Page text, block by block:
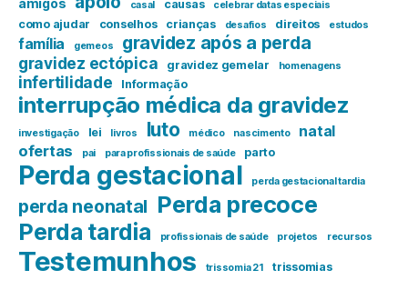
amigos casal causas celebrar datas especiais
como ajudar conselhos crianças desafios direitos estudos
família gemeos gravidez após a perda
gravidez ectópica gravidez gemelar homenagens
infertilidade Informação
interrupção médica da gravidez
investigação lei livros luto médico nascimento natal
ofertas pai para profissionais de saúde parto
Perda gestacional perda gestacional tardia
perda neonatal Perda precoce
Perda tardia
profissionais de saúde projetos recursos
Testemunhos trissomia 21 trissomias